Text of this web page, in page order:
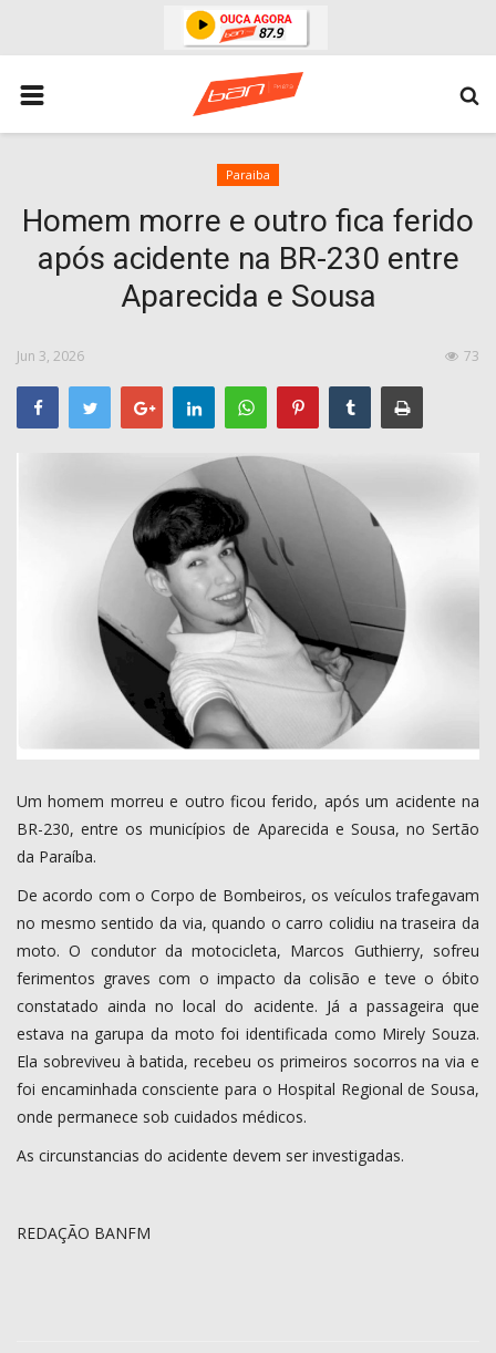
HOME
ESPORTES
POLITICA
ESPERANÇA PB
ENTRETENIMENTO
MUNDO
BRASIL
COMO ANUNCIAR
PROGRAMAÇÃO
QUEM SOMOS
Paraiba
Homem morre e outro fica ferido
após acidente na BR-230 entre
Aparecida e Sousa
Jun 3, 2026 73
Um homem morreu e outro ficou ferido, após um acidente na
BR-230, entre os municípios de Aparecida e Sousa, no Sertão
da Paraíba.
De acordo com o Corpo de Bombeiros, os veículos trafegavam
no mesmo sentido da via, quando o carro colidiu na traseira da
moto. O condutor da motocicleta, Marcos Guthierry, sofreu
ferimentos graves com o impacto da colisão e teve o óbito
constatado ainda no local do acidente. Já a passageira que
estava na garupa da moto foi identificada como Mirely Souza.
Ela sobreviveu à batida, recebeu os primeiros socorros na via e
foi encaminhada consciente para o Hospital Regional de Sousa,
onde permanece sob cuidados médicos.
As circunstancias do acidente devem ser investigadas.
REDAÇÃO BANFM